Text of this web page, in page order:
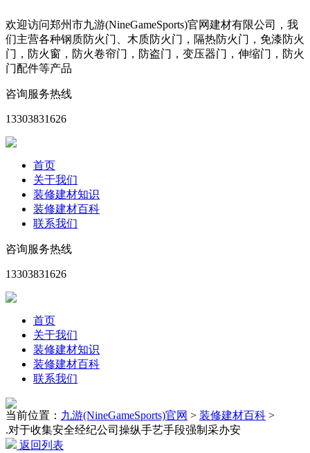
欢迎访问郑州市九游(NineGameSports)官网建材有限公司，我
们主营各种钢质防火门、木质防火门，隔热防火门，免漆防火
门，防火窗，防火卷帘门，防盗门，变压器门，伸缩门，防火
门配件等产品
咨询服务热线
13303831626
首页
关于我们
装修建材知识
装修建材百科
联系我们
咨询服务热线
13303831626
首页
关于我们
装修建材知识
装修建材百科
联系我们
当前位置： 九游(NineGameSports)官网 > 装修建材百科 >
.对于收集安全经纪公司操纵手艺手段强制采办安
返回列表